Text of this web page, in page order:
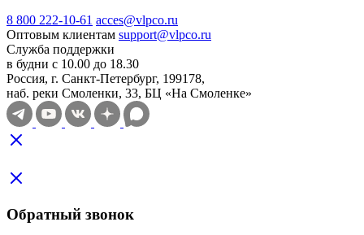
8 800 222-10-61 acces@vlpco.ru
Оптовым клиентам support@vlpco.ru
Служба поддержки
в будни с 10.00 до 18.30
Россия, г. Санкт-Петербург, 199178,
наб. реки Смоленки, 33, БЦ «На Смоленке»
Обратный звонок